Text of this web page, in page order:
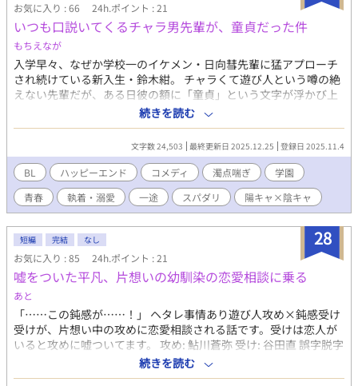
お気に入り : 66 24h.ポイント : 21
いつも口説いてくるチャラ男先輩が、童貞だった件
もちえなが
入学早々、なぜか学校一のイケメン・日向彗先輩に猛アプローチ
され続けている新入生・鈴木紺。 チャラくて遊び人という噂の絶
えない先輩だが、ある日彼の額に「童貞」という文字が浮かび上
がっていてーー？ 執着一途陽キャイケメン攻め×糸目毒舌陰キャ
受けの明るいお話です。 ※他サイトにも掲載しています。
続きを読む
文字数 24,503 最終更新日 2025.12.25 登録日 2025.11.4
BL ハッピーエンド コメディ 濁点喘ぎ
学園
青春
執着・溺愛 一途 スパダリ 陽キャ×陰キャ
28
短編 完結 なし
お気に入り : 85 24h.ポイント : 21
嘘をついた平凡、片想いの幼馴染の恋愛相談に乗る
あと
「……この鈍感が……！」 ヘタレ事情あり遊び人攻め×鈍感受け
受けが、片想い中の攻めに恋愛相談される話です。受けは恋人が
いると攻めに嘘ついてます。 攻め: 鮎川蒼弥 受け: 谷田直 誤字脱字
はサイレント修正します。 定期的にタグも整理します。 批判・中
傷コメントはお控えください。 見つけ次第削除いたします。
続きを読む